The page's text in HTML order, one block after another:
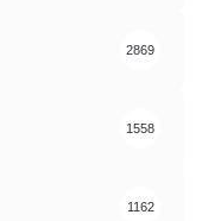
2869
1558
1162